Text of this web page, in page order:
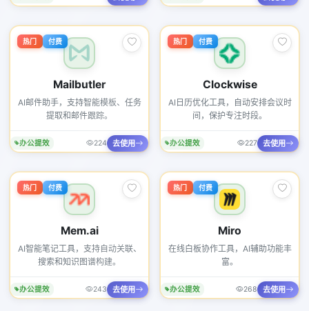
热门 付费
Mailbutler
AI邮件助手，支持智能模板、任务
提取和邮件跟踪。
办公提效 224 去使用
热门 付费
Clockwise
AI日历优化工具，自动安排会议时
间，保护专注时段。
办公提效 227 去使用
热门 付费
Mem.ai
AI智能笔记工具，支持自动关联、
搜索和知识图谱构建。
办公提效 243 去使用
热门 付费
Miro
在线白板协作工具，AI辅助功能丰
富。
办公提效 268 去使用